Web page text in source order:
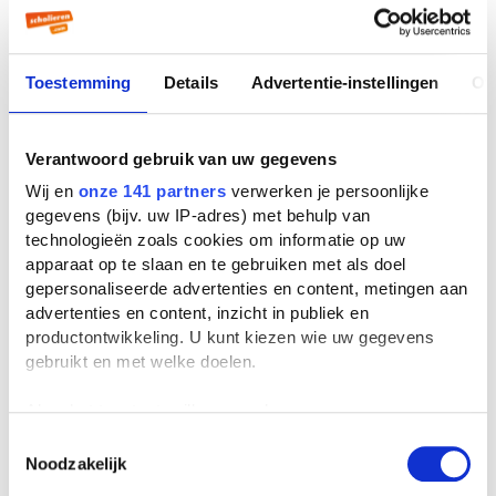
Toestemming Details Advertentie-instellingen
Verantwoord gebruik van uw gegevens
Wij en onze 141 partners verwerken je persoonlijke
gegevens (bijv. uw IP-adres) met behulp van
technologieën zoals cookies om informatie op uw
apparaat op te slaan en te gebruiken met als doel
gepersonaliseerde advertenties en content, metingen aan
advertenties en content, inzicht in publiek en
productontwikkeling. U kunt kiezen wie uw gegevens
gebruikt en met welke doelen.
Als u het toestaat, willen we ook graag:
locatie, die tot een paar meter nauwkeurig kan zijn
Noodzakelijk
Maar waarvoor gebruikt je school het geld
van de vrijwillige ouderbijdrage eigenlijk?
In mijn schoolgids staat dat beschreven. Ik
schrik als ik zie waar je als ouder aan mee
een ouderbijdrage van 75 euro voor onder
meer de leerlingenraad,
bezinningsmateriaal en een
solidariteitsfonds. Wat het is? Geen idee,
maar toch betalen alle ouders het. Voor de
meeste excursies moet je zelfs nog extra
bijbetalen
schoolgids vermeld moet staan dat de